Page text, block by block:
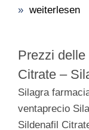
» weiterlesen
Prezzi
Citrate –
Silagra
ventaprecio
Sildenafil